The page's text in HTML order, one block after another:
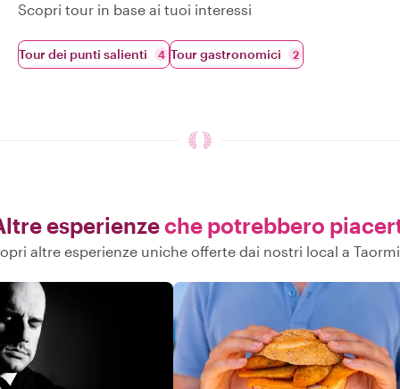
Scopri tour in base ai tuoi interessi
Tour dei punti salienti 4 Tour gastronomici 2
esperienzeche potrebbero
altre esperienze uniche offerte dai nostri local a